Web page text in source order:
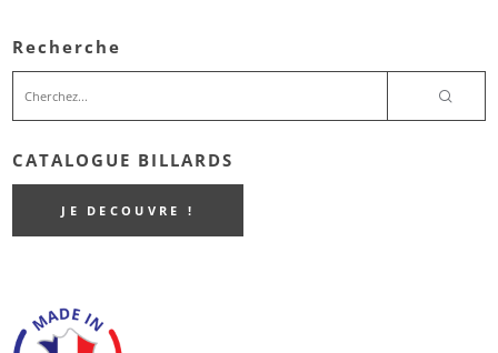
Recherche
CATALOGUE BILLARDS
JE DECOUVRE !